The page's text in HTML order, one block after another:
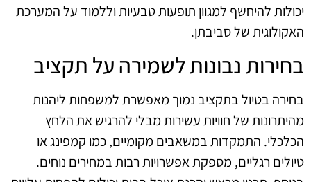
יכולות להיחשף למגוון תופעות טבעיות וללמוד על המערכת
האקולוגית של סביבתן.
בחירות נבונות לשמירה על תקציב
בחירה בטיול בתקציב נמוך מאפשרת למשפחות ליהנות
מהיתרונות של חוויות עשירות מבלי להרגיש את הלחץ
הכלכלי. התמקדות במשאבים מקומיים, כמו קמפינג או
טיולים רגליים, מספקת אפשרויות רבות במחירים נוחים.